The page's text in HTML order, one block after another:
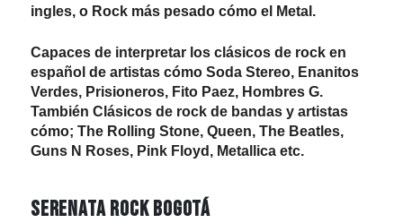
ingles, o Rock más pesado cómo el Metal.
Capaces de interpretar los clásicos de rock en
español de artistas cómo Soda Stereo, Enanitos
Verdes, Prisioneros, Fito Paez, Hombres G.
También Clásicos de rock de bandas y artistas
cómo; The Rolling Stone, Queen, The Beatles,
Guns N Roses, Pink Floyd, Metallica etc.
Serenata rock Bogotá